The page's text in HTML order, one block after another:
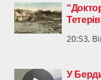
20:53,
У